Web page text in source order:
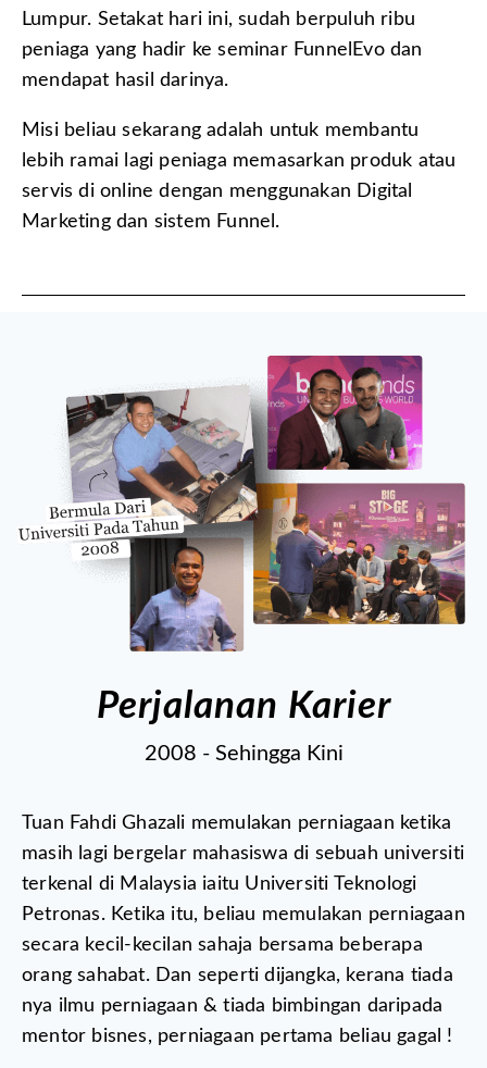
Lumpur. Setakat hari ini, sudah berpuluh ribu
peniaga yang hadir ke seminar FunnelEvo dan
mendapat hasil darinya.
Misi beliau sekarang adalah untuk membantu
lebih ramai lagi peniaga memasarkan produk atau
servis di online dengan menggunakan Digital
Marketing dan sistem Funnel.
Perjalanan Karier
2008 - Sehingga Kini
Tuan Fahdi Ghazali memulakan perniagaan ketika
masih lagi bergelar mahasiswa di sebuah universiti
terkenal di Malaysia iaitu Universiti Teknologi
Petronas. Ketika itu, beliau memulakan perniagaan
secara kecil-kecilan sahaja bersama beberapa
orang sahabat. Dan seperti dijangka, kerana tiada
nya ilmu perniagaan & tiada bimbingan daripada
mentor bisnes, perniagaan pertama beliau gagal !